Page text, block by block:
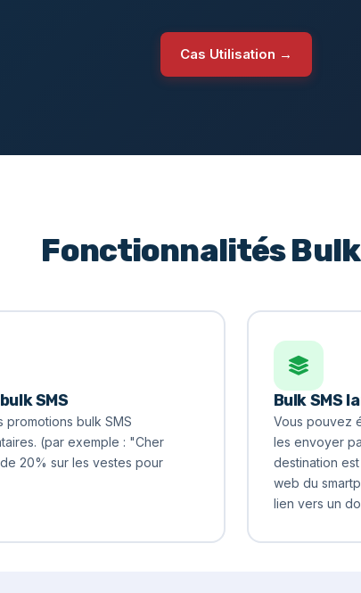
Cas Utilisation →
Fonctionnalités Bulk
SMS
bulk SMS
(par exemple : "Cher
20% sur les vestes pour
Bulk SMS
Vous pouvez
les envoyer
destination
web du
lien vers un